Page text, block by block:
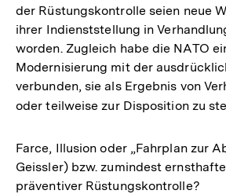
der Rüstungskontrolle seien neue
ihrer Indienststellung in
worden. Zugleich habe die NATO
Modernisierung mit der
verbunden, sie als Ergebnis von
oder teilweise zur Disposition zu
Farce, Illusion oder „Fahrplan zur
Geissler) bzw. zumindest
präventiver Rüstungskontrolle?